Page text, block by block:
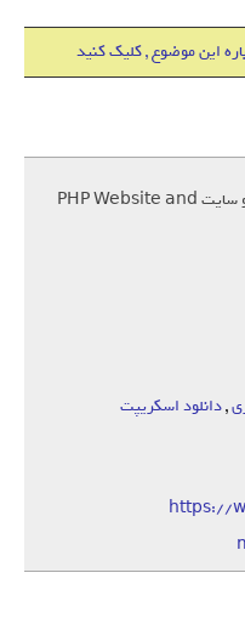
این موضوع , کلیک کنید
,دانلود اسکریپت
https://